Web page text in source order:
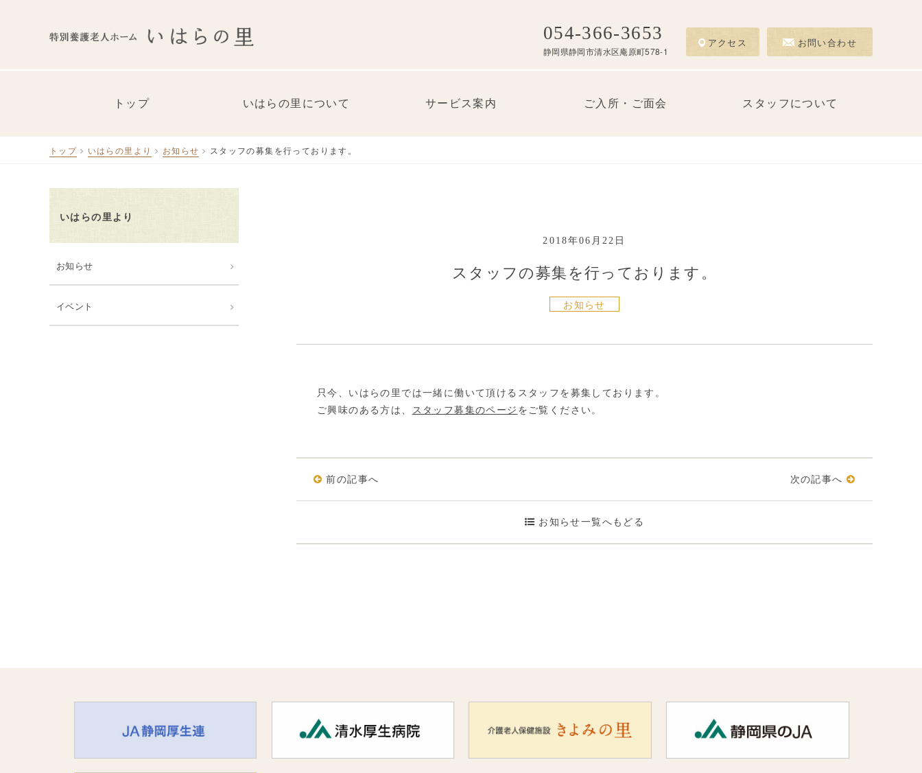
054-366-3653
静岡県静岡市清水区庵原町578-1
アクセス お問い合わせ
トップ いはらの里について サービス案内 ご入所・ご面会 スタッフについて
トップ いはらの里より お知らせ スタッフの募集を行っております。
2018年06月22日
スタッフの募集を行っております。
お知らせ
只今、いはらの里では一緒に働いて頂けるスタッフを募集しております。
ご興味のある方は、 スタッフ募集のページ をご覧ください。
前の記事へ 次の記事へ
お知らせ一覧へ もどる
いはらの里より
お知らせ
イベント